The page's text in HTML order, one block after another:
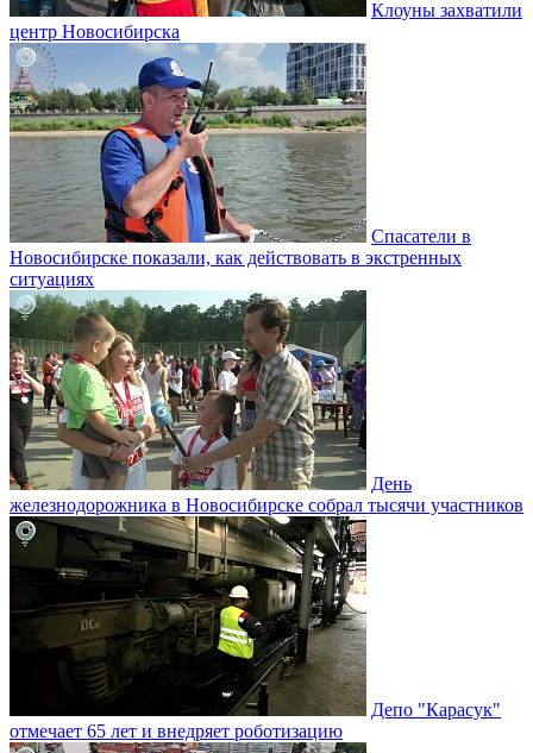
Клоуны захватили
центр Новосибирска
Спасатели в
Новосибирске показали, как действовать в экстренных
ситуациях
День
железнодорожника в Новосибирске собрал тысячи участников
Депо "Карасук"
отмечает 65 лет и внедряет роботизацию